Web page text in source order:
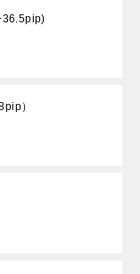
）